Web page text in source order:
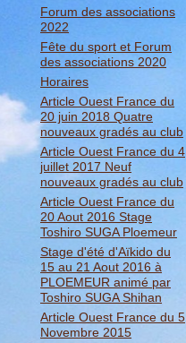
Forum des associations
2022
Fête du sport et Forum
des associations 2020
Horaires
Article Ouest France du
20 juin 2018 Quatre
nouveaux gradés au club
Article Ouest France du 4
juillet 2017 Neuf
nouveaux gradés au club
Article Ouest France du
20 Aout 2016 Stage
Toshiro SUGA Ploemeur
Stage d'été d'Aïkido du
15 au 21 Aout 2016 à
PLOEMEUR animé par
Toshiro SUGA Shihan
Article Ouest France du 5
Novembre 2015